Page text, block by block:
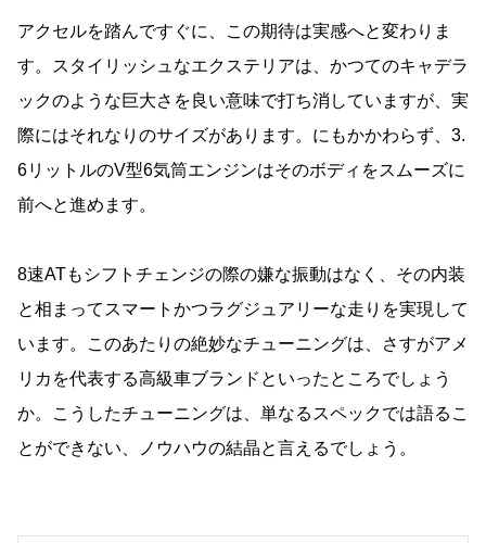
アクセルを踏んですぐに、この期待は実感へと変わりま
す。スタイリッシュなエクステリアは、かつてのキャデラ
ックのような巨大さを良い意味で打ち消していますが、実
際にはそれなりのサイズがあります。にもかかわらず、3.
6リットルのV型6気筒エンジンはそのボディをスムーズに
前へと進めます。
8速ATもシフトチェンジの際の嫌な振動はなく、その内装
と相まってスマートかつラグジュアリーな走りを実現して
います。このあたりの絶妙なチューニングは、さすがアメ
リカを代表する高級車ブランドといったところでしょう
か。こうしたチューニングは、単なるスペックでは語るこ
とができない、ノウハウの結晶と言えるでしょう。